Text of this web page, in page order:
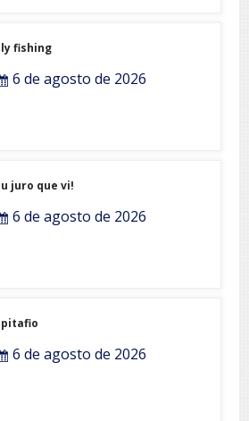
fishing
6 de agosto de 2026
juro que vi!
6 de agosto de 2026
6 de agosto de 2026